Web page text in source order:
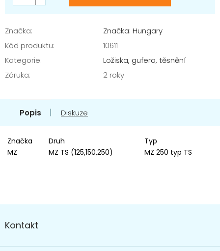
Značka:
Značka: Hungary
Kód produktu:
10611
Kategorie:
Ložiska, gufera, těsnění
Záruka: 2 roky
Popis Diskuze
Značka Druh
Typ
MZ
MZ TS (125,150,250) MZ 250 typ TS
á
pKontakt